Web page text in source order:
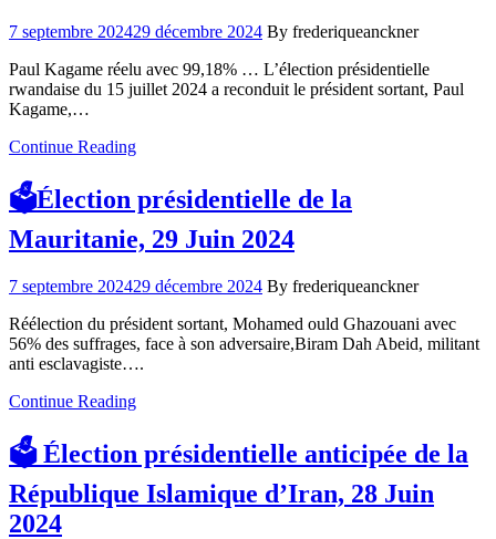
7 septembre 202429 décembre 2024 By frederiqueanckner
Paul Kagame réelu avec 99,18% … L’élection présidentielle
rwandaise du 15 juillet 2024 a reconduit le président sortant, Paul
Kagame,…
Continue Reading
🗳️Élection présidentielle de la
Mauritanie, 29 Juin 2024
7 septembre 202429 décembre 2024 By frederiqueanckner
Réélection du président sortant, Mohamed ould Ghazouani avec
56% des suffrages, face à son adversaire,Biram Dah Abeid, militant
anti esclavagiste….
Continue Reading
🗳️ Élection présidentielle anticipée de la
République Islamique d’Iran, 28 Juin
2024